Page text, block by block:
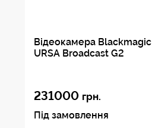
Відеокамера Blackmagic
URSA Broadcast G2
231000 грн.
Під замовлення